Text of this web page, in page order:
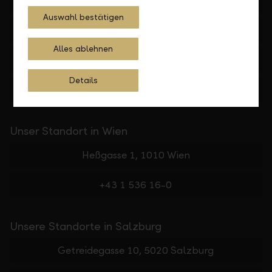
Investmentfonds
Downloads
Kontakt
Unser Standort in Wien
Heßgasse 1, 1010 Wien
+43 1 536 16-0
Unsere Standorte in Salzburg
Getreidegasse 10, 5020 Salzburg
Auswahl bestätigen
Alles ablehnen
Details